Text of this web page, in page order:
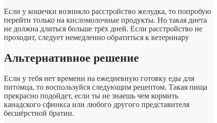
Если у кошечки возникло расстройство желудка, то попробую
перейти только на кисломолочные продукты. Но такая диета
не должна длиться больше трёх дней. Если расстройство не
проходит, следует немедленно обратиться к ветеринару
Альтернативное решение
Если у тебя нет времени на ежедневную готовку еды для
питомца, то воспользуйся следующим рецептом. Такая пища
прекрасно подойдет, если ты не знаешь чем кормить
канадского сфинкса или любого другого представителя
бесшёрстной братии.